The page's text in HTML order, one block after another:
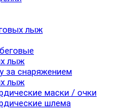
лыж
лыж
за снаряжением
лыж
маски / очки
шлема